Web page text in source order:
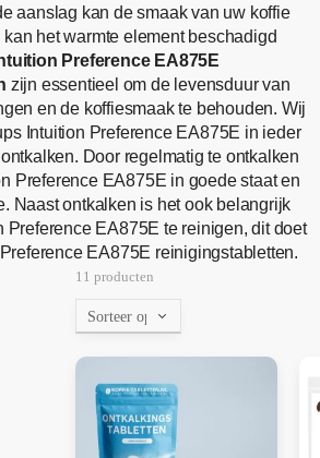
aanslag kan de smaak van uw koffie
het warmte element beschadigd
Preference EA875E
zijn essentieel om de levensduur van
en de koffiesmaak te behouden. Wij
Intuition Preference EA875E in ieder
Door regelmatig te ontkalken
Preference EA875E in goede staat en
Naast ontkalken is het ook belangrijk
Preference EA875E te reinigen, dit doet
EA875E reinigingstabletten.
11 producten